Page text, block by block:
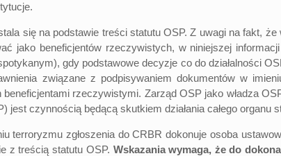
na podstawie treści statutu OSP. Z uwagi na fakt, że
jako beneficjentów rzeczywistych, w niniejszej
gdy podstawowe decyzje co do działalności
związane z podpisywaniem dokumentów w
rzeczywistymi. Zarząd OSP jako władza
czynnością będącą skutkiem działania całego organu
zgłoszenia do CRBR dokonuje osoba
z treścią statutu OSP. Wskazania wymaga, że do